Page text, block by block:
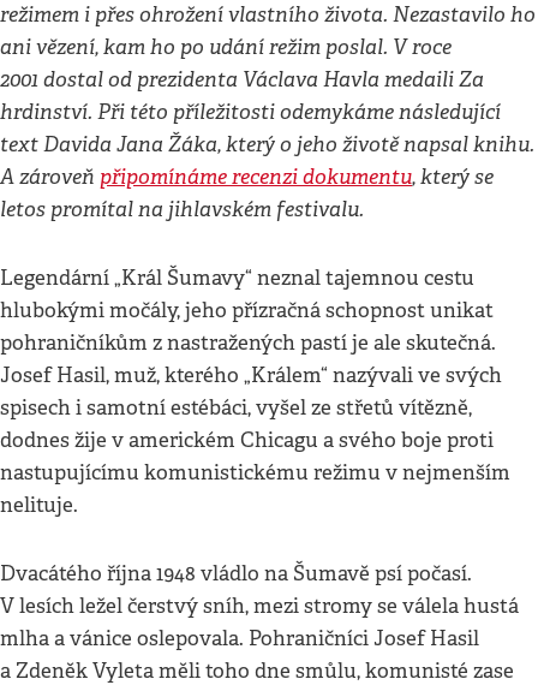
režimem i přes ohrožení vlastního života. Nezastavilo ho
ani vězení, kam ho po udání režim poslal. V roce
2001 dostal od prezidenta Václava Havla medaili Za
hrdinství. Při této příležitosti odemykáme následující
text Davida Jana Žáka, který o jeho životě napsal knihu.
A zároveň připomínáme recenzi dokumentu, který se
letos promítal na jihlavském festivalu.
Legendární „Král Šumavy“ neznal tajemnou cestu
hlubokými močály, jeho přízračná schopnost unikat
pohraničníkům z nastražených pastí je ale skutečná.
Josef Hasil, muž, kterého „Králem“ nazývali ve svých
spisech i samotní estébáci, vyšel ze střetů vítězně,
dodnes žije v americkém Chicagu a svého boje proti
nastupujícímu komunistickému režimu v nejmenším
nelituje.
Dvacátého října 1948 vládlo na Šumavě psí počasí.
V lesích ležel čerstvý sníh, mezi stromy se válela hustá
mlha a vánice oslepovala. Pohraničníci Josef Hasil
a Zdeněk Vyleta měli toho dne smůlu, komunisté zase